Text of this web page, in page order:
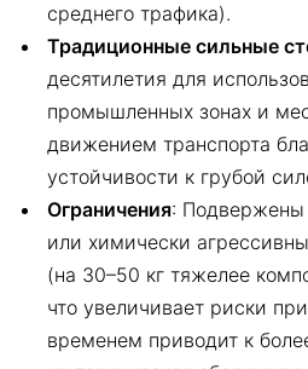
среднего трафика).
Традиционные сильные
десятилетия для
промышленных зонах и
движением транспорта
устойчивости к грубой
Ограничения: Подвержены
или химически
(на 30–50 кг тяжелее
что увеличивает риски
временем приводит к